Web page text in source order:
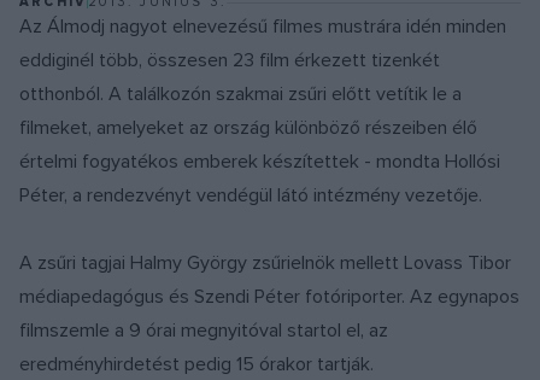
Az Álmodj nagyot elnevezésű filmes mustrára idén minden
eddiginél több, összesen 23 film érkezett tizenkét
otthonból. A találkozón szakmai zsűri előtt vetítik le a
filmeket, amelyeket az ország különböző részeiben élő
értelmi fogyatékos emberek készítettek - mondta Hollósi
Péter, a rendezvényt vendégül látó intézmény vezetője.
A zsűri tagjai Halmy György zsűrielnök mellett Lovass Tibor
médiapedagógus és Szendi Péter fotóriporter. Az egynapos
filmszemle a 9 órai megnyitóval startol el, az
eredményhirdetést pedig 15 órakor tartják.